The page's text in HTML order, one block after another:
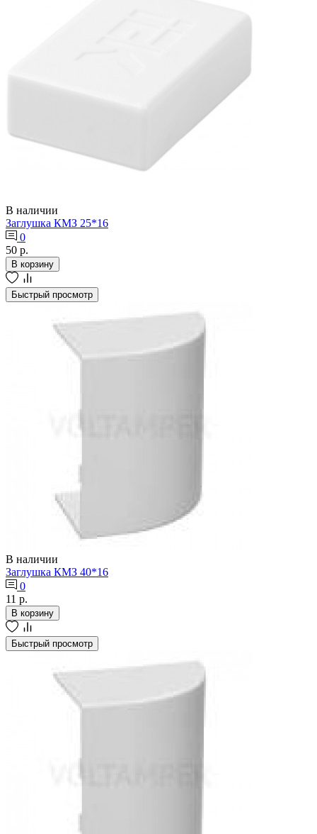
В наличии
Заглушка КМЗ 25*16
0
50 р.
В корзину
Быстрый просмотр
В наличии
Заглушка КМЗ 40*16
0
11 р.
В корзину
Быстрый просмотр